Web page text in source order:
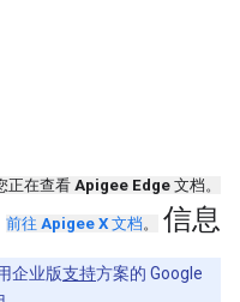
正在查看 Apigee Edge 文档。
前往 Apigee X 文档。 信息
企业版支持方案的 Google